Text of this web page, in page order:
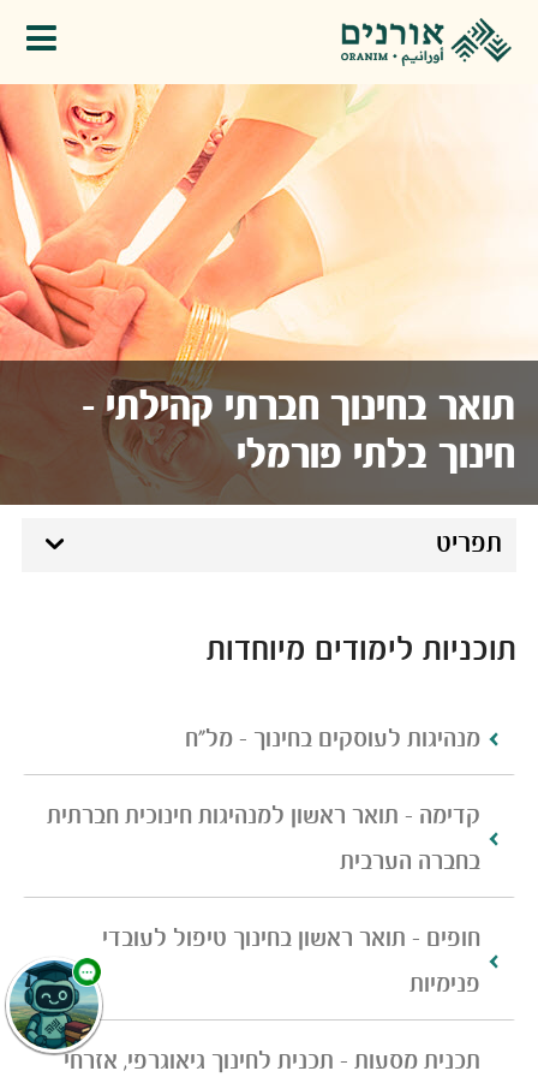
תואר בחינוך חברתי קהילתי -
חינוך בלתי פורמלי
תפריט
תוכניות לימודים מיוחדות
מנהיגות לעוסקים בחינוך - מל"ח
קדימה - תואר ראשון למנהיגות חינוכית חברתית
בחברה הערבית
חופים - תואר ראשון בחינוך טיפול לעובדי
פנימיות
תכנית מ​סעות - תכנית לחינוך גיאוגרפי, אזרחי